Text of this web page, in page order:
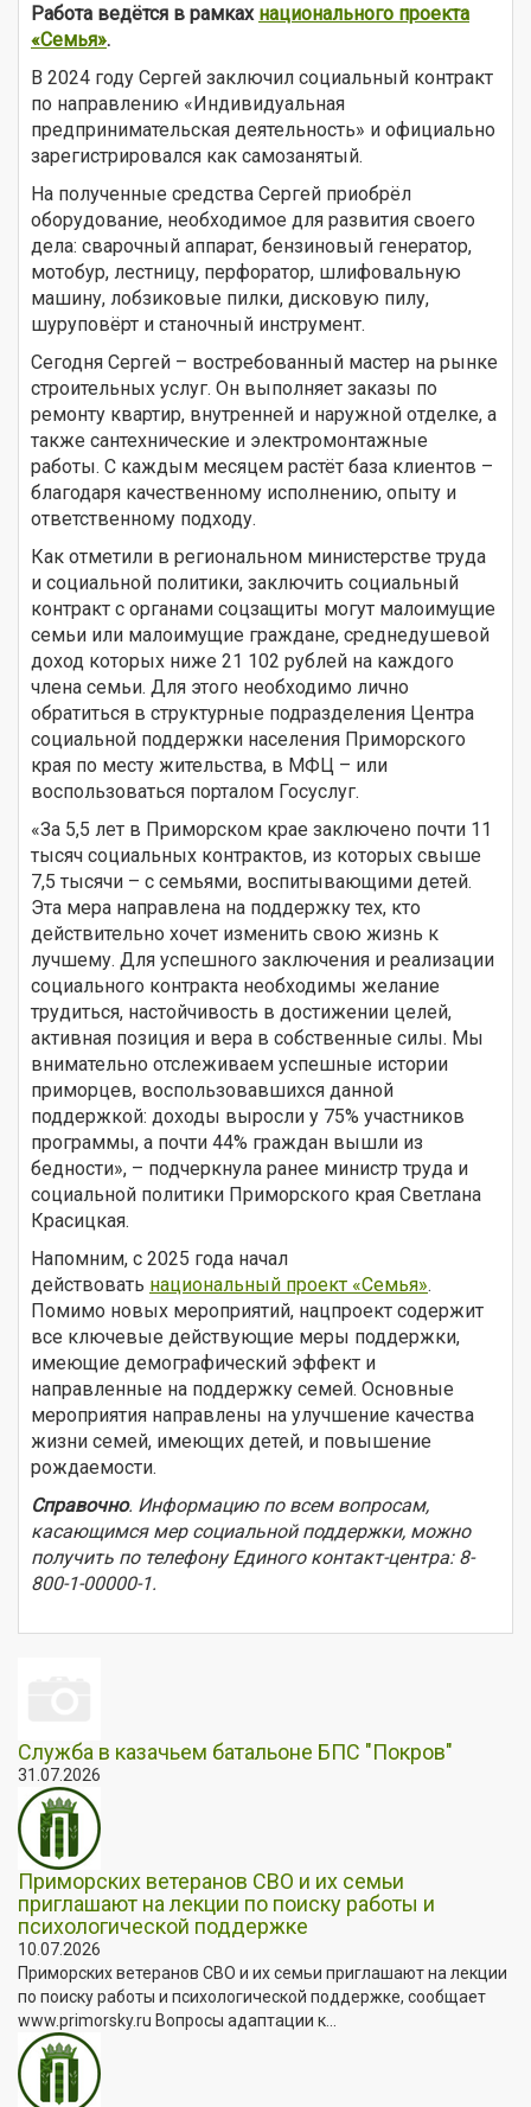
Работа ведётся в рамках национального проекта
«Семья».
В 2024 году Сергей заключил социальный контракт
по направлению «Индивидуальная
предпринимательская деятельность» и официально
зарегистрировался как самозанятый.
На полученные средства Сергей приобрёл
оборудование, необходимое для развития своего
дела: сварочный аппарат, бензиновый генератор,
мотобур, лестницу, перфоратор, шлифовальную
машину, лобзиковые пилки, дисковую пилу,
шуруповёрт и станочный инструмент.
Сегодня Сергей – востребованный мастер на рынке
строительных услуг. Он выполняет заказы по
ремонту квартир, внутренней и наружной отделке, а
также сантехнические и электромонтажные
работы. С каждым месяцем растёт база клиентов –
благодаря качественному исполнению, опыту и
ответственному подходу.
Как отметили в региональном министерстве труда
и социальной политики, заключить социальный
контракт с органами соцзащиты могут малоимущие
семьи или малоимущие граждане, среднедушевой
доход которых ниже 21 102 рублей на каждого
члена семьи. Для этого необходимо лично
обратиться в структурные подразделения Центра
социальной поддержки населения Приморского
края по месту жительства, в МФЦ – или
воспользоваться порталом Госуслуг.
«За 5,5 лет в Приморском крае заключено почти 11
тысяч социальных контрактов, из которых свыше
7,5 тысячи – с семьями, воспитывающими детей.
Эта мера направлена на поддержку тех, кто
действительно хочет изменить свою жизнь к
лучшему. Для успешного заключения и реализации
социального контракта необходимы желание
трудиться, настойчивость в достижении целей,
активная позиция и вера в собственные силы. Мы
внимательно отслеживаем успешные истории
приморцев, воспользовавшихся данной
поддержкой: доходы выросли у 75% участников
программы, а почти 44% граждан вышли из
бедности», – подчеркнула ранее министр труда и
социальной политики Приморского края Светлана
Красицкая.
Напомним, с 2025 года начал
действовать национальный проект «Семья».
Помимо новых мероприятий, нацпроект содержит
все ключевые действующие меры поддержки,
имеющие демографический эффект и
направленные на поддержку семей. Основные
мероприятия направлены на улучшение качества
жизни семей, имеющих детей, и повышение
рождаемости.
Справочно. Информацию по всем вопросам,
касающимся мер социальной поддержки, можно
получить по телефону Единого контакт-центра: 8-
800-1-00000-1.
Служба в казачьем батальоне БПС "Покров"
31.07.2026
Приморских ветеранов СВО и их семьи
приглашают на лекции по поиску работы и
психологической поддержке
10.07.2026
Приморских ветеранов СВО и их семьи приглашают на лекции
по поиску работы и психологической поддержке, сообщает
www.primorsky.ru Вопросы адаптации к...